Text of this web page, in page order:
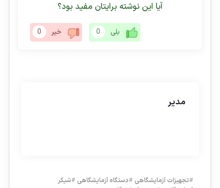
آیا این نوشته برایتان مفید بود؟
بلی 0 خیر 0
مدیر
#تجهیزات آزمایشگاهی #دستگاه آزمایشگاهی #شیکر